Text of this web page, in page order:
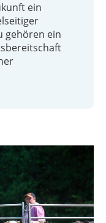
ein
gehören ein